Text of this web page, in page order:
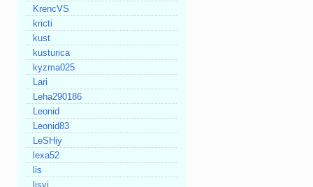
KrencVS
kricti
kust
kusturica
kyzma025
Lari
Leha290186
Leonid
Leonid83
LeSHiy
lexa52
lis
lisyi